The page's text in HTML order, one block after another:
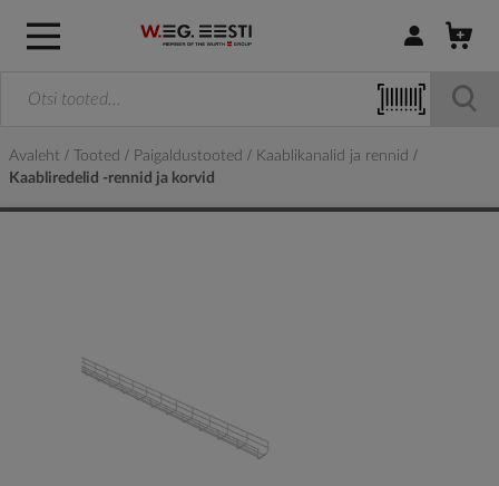
Logi sisse /
Avaleht Tooted Paigaldustooted
Kaablikanalid ja rennid
Kaabliredelid -rennid ja korvid